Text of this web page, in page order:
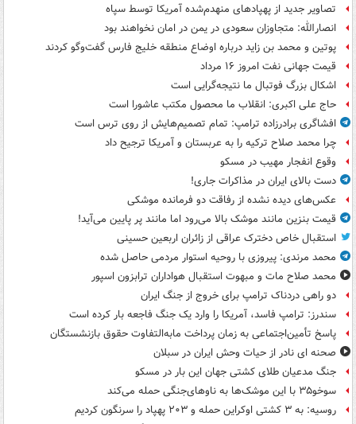
تصاویر جدید از پهپادهای منهدم‌شده آمریکا توسط سپاه
انصارالله: متجاوزان سعودی در یمن در امان نخواهند بود
پوتین و محمد بن زاید درباره اوضاع منطقه خلیج فارس گفت‌وگو کردند
قیمت جهانی نفت امروز ۱۶ مرداد
اشکال بزرگ فوتبال ما نتیجه‌گرایی است
حاج علی اکبری: انقلاب ما محصول مکتب عاشورا است
افشاگری برادرزاده ترامپ: تمام تصمیم‌هایش از روی ترس است
چرا محمد صلاح ترکیه را به عربستان و آمریکا ترجیح داد
وقوع انفجار مهیب در مسکو
دست بالای ایران در مذاکرات جاری!
عکس‌های دیده نشده از رفاقت دو فرمانده‌ موشکی
قیمت بنزین مانند موشک بالا می‌رود اما مانند پر پایین می‌آید!
استقبال خاص دخترک عراقی از زائران اربعین حسینی
محمد مرندی: پیروزی با روحیه استوار مردمی حاصل شده
محمد صلاح مات و مبهوت استقبال هواداران ترابزون اسپور
دو راهی دردناک ترامپ برای خروج از جنگ ایران
سندرز: ترامپ فاسد، آمریکا را وارد یک جنگ فاجعه بار کرده است
پاسخ تأمین‌اجتماعی به زمان پرداخت مابه‌التفاوت حقوق بازنشستگان
صحنه ای نادر از حیات وحش ایران در سبلان
جنگ مدعیان طلای کشتی جهان این بار در مسکو
سوخو۳۵ با این موشک‌ها به ناوهای‌جنگی حمله می‌کند
روسیه: به ۳ کشتی اوکراین حمله و ۲۰۳ پهپاد را سرنگون کردیم